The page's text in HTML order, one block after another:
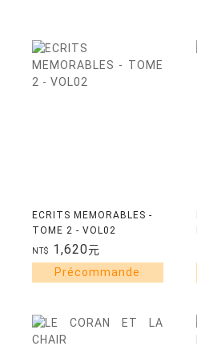
ECRITS MEMORABLES -
TOME 2 - VOL02
NT$ 1,620元